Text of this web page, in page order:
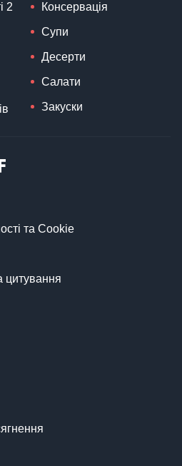
2
Консервація
Супи
Десерти
Салати
Закуски
та Cookie
цитування